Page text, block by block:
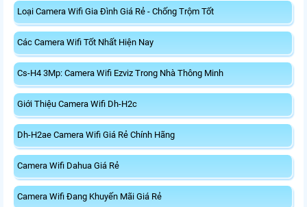
Loại Camera Wifi Gia Đình Giá Rẻ - Chống Trộm Tốt
Các Camera Wifi Tốt Nhất Hiện Nay
Cs-H4 3Mp: Camera Wifi Ezviz Trong Nhà Thông Minh
Giới Thiệu Camera Wifi Dh-H2c
Dh-H2ae Camera Wifi Giá Rẻ Chính Hãng
Camera Wifi Dahua Giá Rẻ
Camera Wifi Đang Khuyến Mãi Giá Rẻ